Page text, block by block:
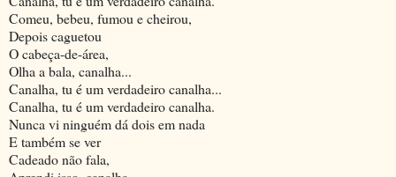
Comeu, bebeu, fumou e cheirou,
Depois caguetou
O cabeça-de-área,
Olha a bala, canalha...
Canalha, tu é um verdadeiro canalha...
Canalha, tu é um verdadeiro canalha.
Nunca vi ninguém dá dois em nada
E também se ver
Cadeado não fala,